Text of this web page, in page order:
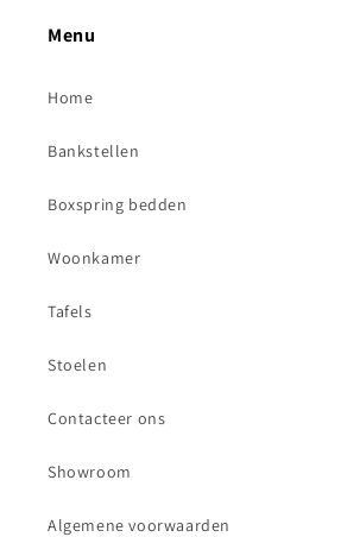
Menu
Home
Bankstellen
Boxspring bedden
Woonkamer
Tafels
Stoelen
Contacteer ons
Showroom
Algemene voorwaarden